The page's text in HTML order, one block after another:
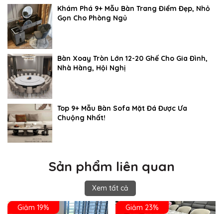
Khám Phá 9+ Mẫu Bàn Trang Điểm Đẹp, Nhỏ
Gọn Cho Phòng Ngủ
Bàn Xoay Tròn Lớn 12-20 Ghế Cho Gia Đình,
Nhà Hàng, Hội Nghị
Top 9+ Mẫu Bàn Sofa Mặt Đá Được Ưa
Chuộng Nhất!
Sản phẩm liên quan
Xem tất cả
Giảm 19% Giảm 23%